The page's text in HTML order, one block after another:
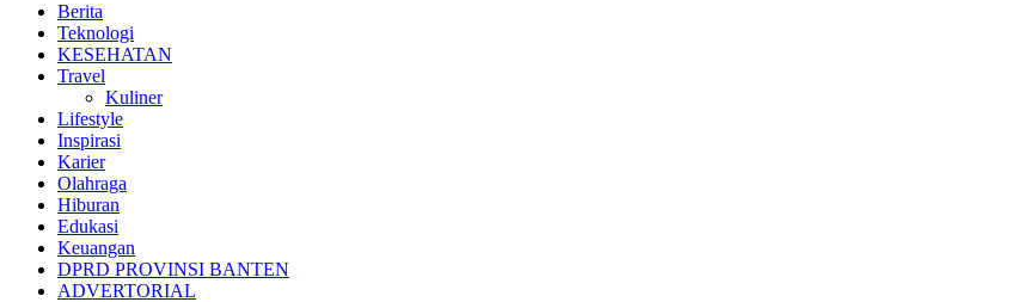
Berita
Teknologi
KESEHATAN
Travel
Kuliner
Lifestyle
Inspirasi
Karier
Olahraga
Hiburan
Edukasi
Keuangan
DPRD PROVINSI BANTEN
ADVERTORIAL